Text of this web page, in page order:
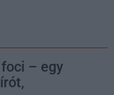
– egy